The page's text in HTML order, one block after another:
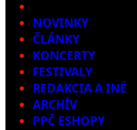
NOVINKY
ČLÁNKY
KONCERTY
FESTIVALY
REDAKCIA A INÉ
ARCHÍV
PPČ ESHOPY